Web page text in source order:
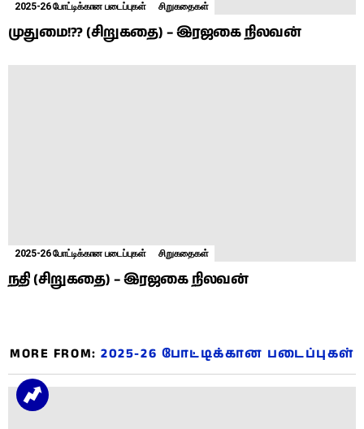
2025-26 போட்டிக்கான படைப்புகள் சிறுகதைகள்
முதுமை!?? (சிறுகதை) – இரஜகை நிலவன்
2025-26 போட்டிக்கான படைப்புகள் சிறுகதைகள்
நதி (சிறுகதை) – இரஜகை நிலவன்
MORE FROM:2025-26 போட்டிக்கான படைப்புகள்